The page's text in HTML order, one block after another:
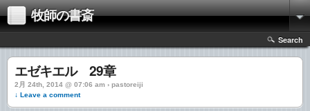
牧師の書斎
Search
エゼキエル 29章
2月 24th, 2014 @ 07:06 am › pastoreiji
↓ Leave a comment